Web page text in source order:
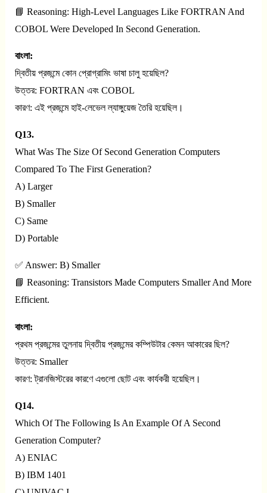
📘 Reasoning: High-Level Languages Like FORTRAN And
COBOL Were Developed In Second Generation.
বাংলা:
দ্বিতীয় প্রজন্মে কোন প্রোগ্রামিং ভাষা চালু হয়েছিল?
উত্তর: FORTRAN এবং COBOL
কারণ: এই প্রজন্মে হাই-লেভেল ল্যাঙ্গুয়েজ তৈরি হয়েছিল।
Q13.
What Was The Size Of Second Generation Computers
Compared To The First Generation?
A) Larger
B) Smaller
C) Same
D) Portable
✅ Answer: B) Smaller
📘 Reasoning: Transistors Made Computers Smaller And More
Efficient.
বাংলা:
প্রথম প্রজন্মের তুলনায় দ্বিতীয় প্রজন্মের কম্পিউটার কেমন আকারের ছিল?
উত্তর: Smaller
কারণ: ট্রানজিস্টরের কারণে এগুলো ছোট এবং কার্যকরী হয়েছিল।
Q14.
Which Of The Following Is An Example Of A Second
Generation Computer?
A) ENIAC
B) IBM 1401